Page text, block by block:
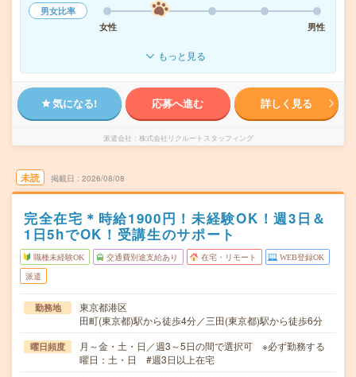
男女比率
女性
男性
もっと見る
気になる! 応募へ進む 詳しく見る
派遣会社 株式会社リクルートスタッフィング
未読 掲載日 2026/08/08
完全在宅＊時給1900円！未経験OK！週3日＆
1日5hでOK！受講生のサポート
職種未経験OK 交通費別途支給あり 在宅・リモート WEB登録OK
派遣
勤務地
東京都港区
田町(東京都)駅から徒歩4分／三田(東京都)駅から徒歩6分
曜日頻度
月～金・土・日／週3～5日の間で選択可 ※必ず勤務する
曜日：土・日 #週3日以上在宅